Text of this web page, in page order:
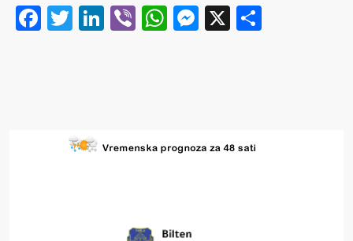
Facebook
Twitter
LinkedIn
ViberWhatsApp
Messenger
X